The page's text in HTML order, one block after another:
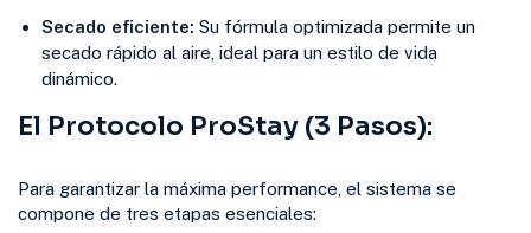
Secado eficiente: Su fórmula optimizada permite un
secado rápido al aire, ideal para un estilo de vida
dinámico.
El Protocolo ProStay (3 Pasos):
Para garantizar la máxima performance, el sistema se
compone de tres etapas esenciales: